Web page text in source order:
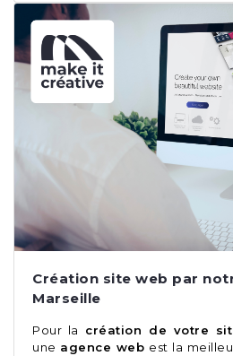
Création site web par
Marseille
Pour la création de votre
une agence web est la